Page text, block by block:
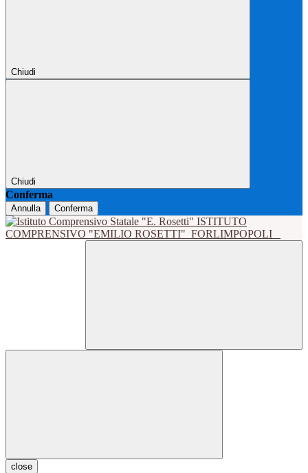
Chiudi
Chiudi
Conferma
Annulla Conferma
ISTITUTO
COMPRENSIVO "EMILIO ROSETTI" FORLIMPOPOLI
close